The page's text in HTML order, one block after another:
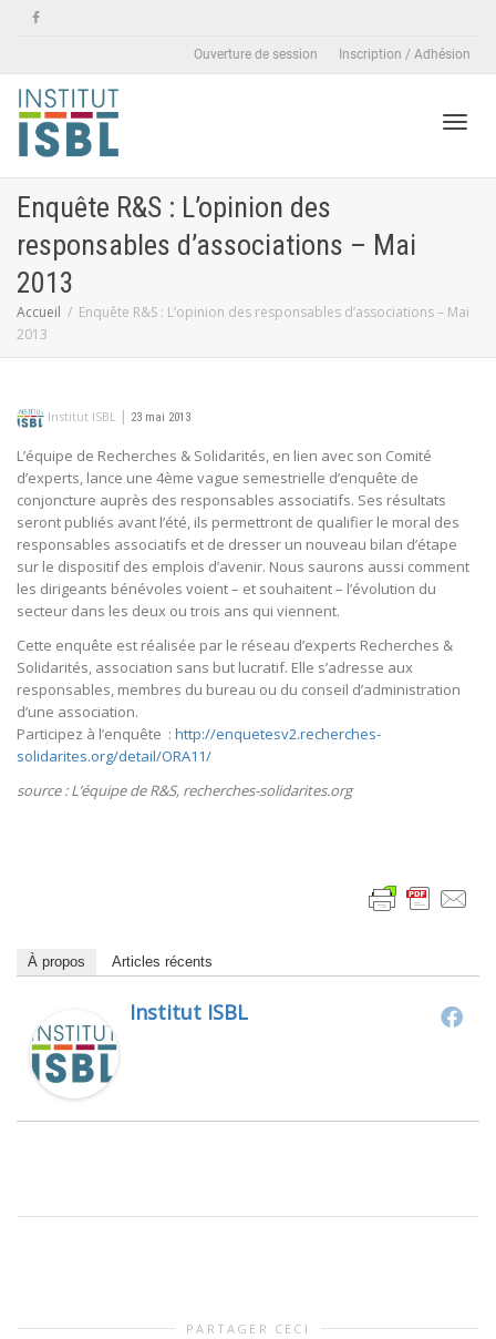
Ouverture de session Inscription / Adhésion
Enquête R&S : L’opinion des
responsables d’associations – Mai
2013
Accueil
Enquête R&S : L’opinion des responsables d’associations – Mai
2013
Institut ISBL | 23 mai 2013
L’équipe de Recherches & Solidarités, en lien avec son Comité
d’experts, lance une 4ème vague semestrielle d’enquête de
conjoncture auprès des responsables associatifs. Ses résultats
seront publiés avant l’été, ils permettront de qualifier le moral des
responsables associatifs et de dresser un nouveau bilan d’étape
sur le dispositif des emplois d’avenir. Nous saurons aussi comment
les dirigeants bénévoles voient – et souhaitent – l’évolution du
secteur dans les deux ou trois ans qui viennent.
Cette enquête est réalisée par le réseau d’experts Recherches &
Solidarités, association sans but lucratif. Elle s’adresse aux
responsables, membres du bureau ou du conseil d’administration
d’une association.
Participez à l’enquête : http://enquetesv2.recherches-
solidarites.org/detail/ORA11/
source : L’équipe de R&S, recherches-solidarites.org
À propos Articles récents
Institut ISBL
PARTAGER CECI